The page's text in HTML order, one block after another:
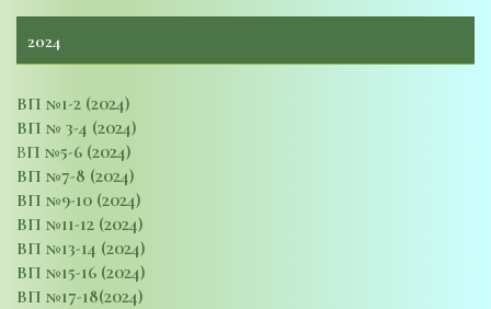
2024
ВП №1-2 (2024)
ВП № 3-4 (2024)
ВП №5-6 (2024)
ВП №7-8 (2024)
ВП №9-10 (2024)
ВП №11-12 (2024)
ВП №13-14 (2024)
ВП №15-16 (2024)
ВП №17-18(2024)